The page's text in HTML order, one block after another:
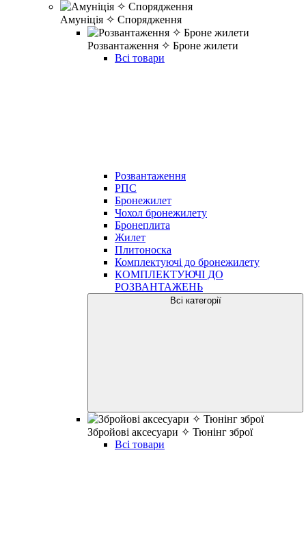
Амуніція ✧ Спорядження
Розвантаження ✧ Броне жилети
Всі товари
Розвантаження
РПС
Бронежилет
Чохол бронежилету
Бронеплита
Жилет
Плитоноска
Комплектуючі до бронежилету
КОМПЛЕКТУЮЧІ ДО
РОЗВАНТАЖЕНЬ
Всі категорії
Збройові аксесуари ✧ Тюнінг зброї
Всі товари